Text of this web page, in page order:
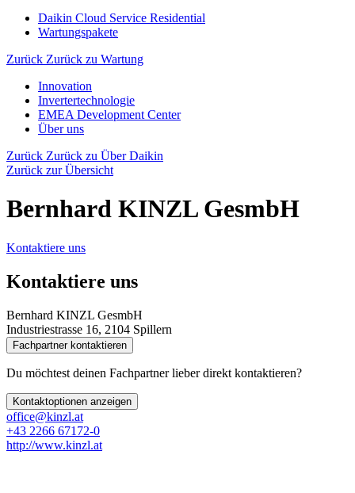
Daikin Cloud Service Residential
Wartungspakete
Zurück Zurück zu Wartung
Innovation
Invertertechnologie
EMEA Development Center
Über uns
Zurück Zurück zu Über Daikin
Zurück zur Übersicht
Bernhard KINZL GesmbH
Kontaktiere uns
Kontaktiere uns
Bernhard KINZL GesmbH
Industriestrasse 16, 2104 Spillern
Fachpartner kontaktieren
Du möchtest deinen Fachpartner lieber direkt kontaktieren?
Kontaktoptionen anzeigen
office@kinzl.at
+43 2266 67172-0
http://www.kinzl.at